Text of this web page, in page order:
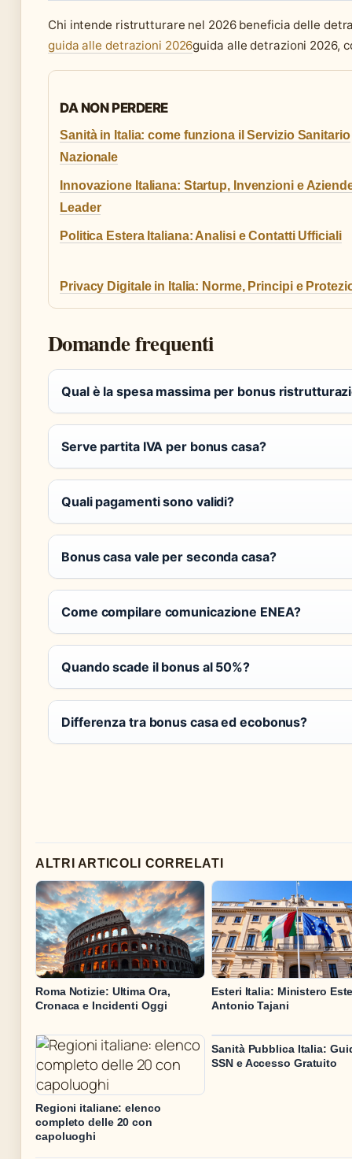
Chi intende ristrutturare nel 2026 beneficia delle
guida alle detrazioni 2026guida alle detrazioni 2026,
DA NON PERDERE
Sanità in Italia: come funziona il Servizio Sanitario
Nazionale
Innovazione Italiana: Startup, Invenzioni e
Leader
Politica Estera Italiana: Analisi e Contatti Ufficiali
Privacy Digitale in Italia: Norme, Principi e
Domande frequenti
Qual è la spesa massima per bonus
Serve partita IVA per bonus casa?
Quali pagamenti sono validi?
Bonus casa vale per seconda casa?
Come compilare comunicazione ENEA?
Quando scade il bonus al 50%?
Differenza tra bonus casa ed ecobonus?
ALTRI ARTICOLI CORRELATI
Roma Notizie: Ultima Ora,
Cronaca e Incidenti Oggi
Esteri Italia: Ministero
Antonio Tajani
Regioni italiane: elenco
completo delle 20 con
capoluoghi
Sanità Pubblica Italia:
SSN e Accesso Gratuito